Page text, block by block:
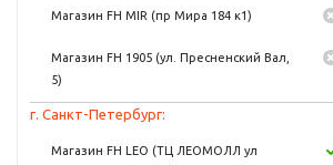
Магазин FH MIR (пр Мира 184 к1)
Магазин FH 1905 (ул. Пресненский Вал,
5)
г. Санкт-Петербург:
Магазин FH LEO (ТЦ ЛЕОМОЛЛ ул